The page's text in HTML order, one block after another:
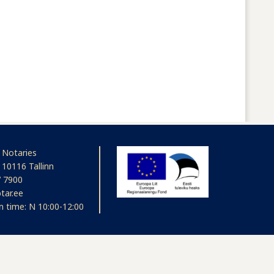
Tallinn
7900
time: N 10:00-12:00